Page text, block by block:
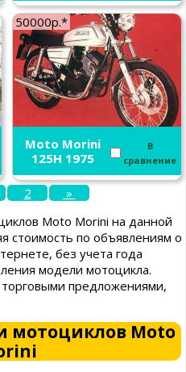
50000р.*
Moto Morini
125H 1975
В
сравнение
2
»
Moto Morini на данной
стоимость по объявлениям о
без учета года
модели мотоцикла.
предложениями,
мотоциклов Moto